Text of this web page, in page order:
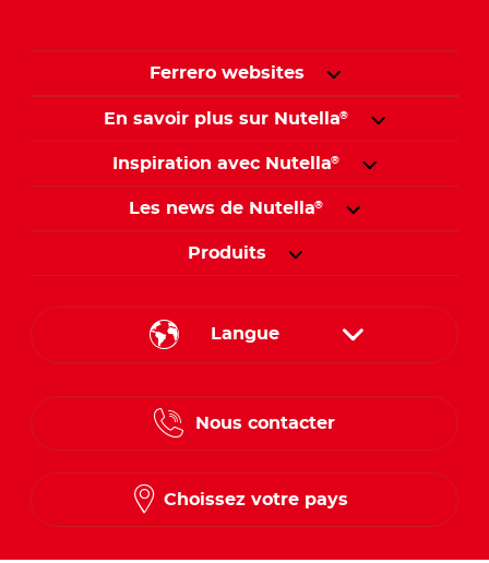
Ferrero websites
En savoir plus sur Nutella®
Inspiration avec Nutella®
Les news de Nutella®
Produits
Langue
Nous contacter
Choissez votre pays